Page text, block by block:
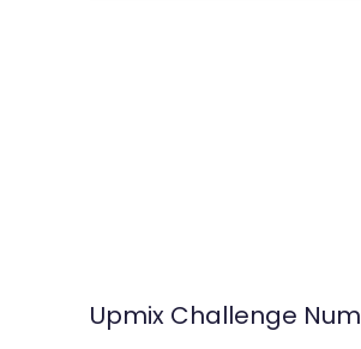
Upmix Challenge